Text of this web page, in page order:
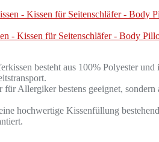
- Kissen für Seitenschläfer - Body
besteht aus 100% Polyester und
bestens geeignet, sondern
Kissenfüllung